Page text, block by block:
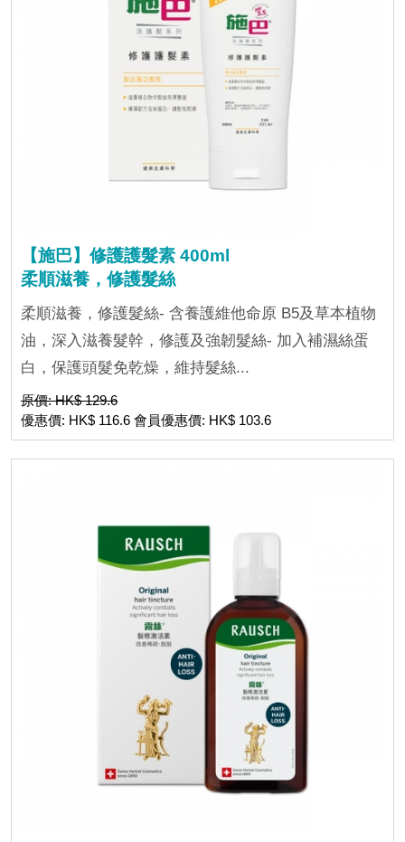
【施巴】修護護髮素 400ml
柔順滋養，修護髮絲
柔順滋養，修護髮絲- 含養護維他命原 B5及草本植物
油，深入滋養髮幹，修護及強韌髮絲- 加入補濕絲蛋
白，保護頭髮免乾燥，維持髮絲...
原價: HK$ 129.6
優惠價: HK$ 116.6 會員優惠價: HK$ 103.6